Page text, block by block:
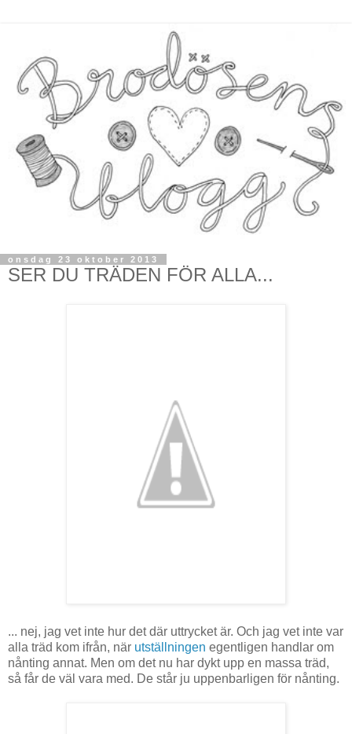
onsdag 23 oktober 2013
SER DU TRÄDEN FÖR ALLA...
... nej, jag vet inte hur det där uttrycket är. Och jag vet inte var
alla träd kom ifrån, när utställningen egentligen handlar om
nånting annat. Men om det nu har dykt upp en massa träd,
så får de väl vara med. De står ju uppenbarligen för nånting.